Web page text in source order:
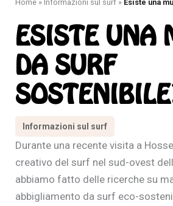
Home » Informazioni sul surf » Esiste una
ESISTE UNA
DA SURF
Informazioni sul surf
Durante una recente visita a
creativo del surf nel sud-ovest
abbiamo fatto delle ricerche su
abbigliamento da surf eco-